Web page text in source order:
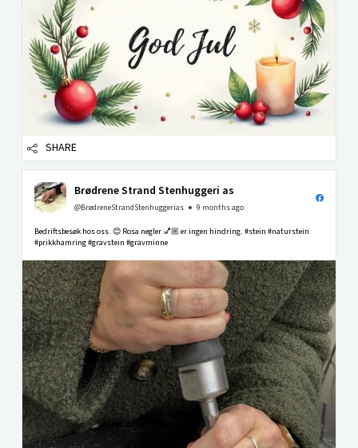
SHARE
Brødrene Strand Stenhuggeri as
@BrødreneStrandStenhuggerias 9 months ago
Bedriftsbesøk hos oss. 😊 Rosa negler 💅🏼 er ingen hindring. #stein #naturstein
#prikkhamring #gravstein #gravminne